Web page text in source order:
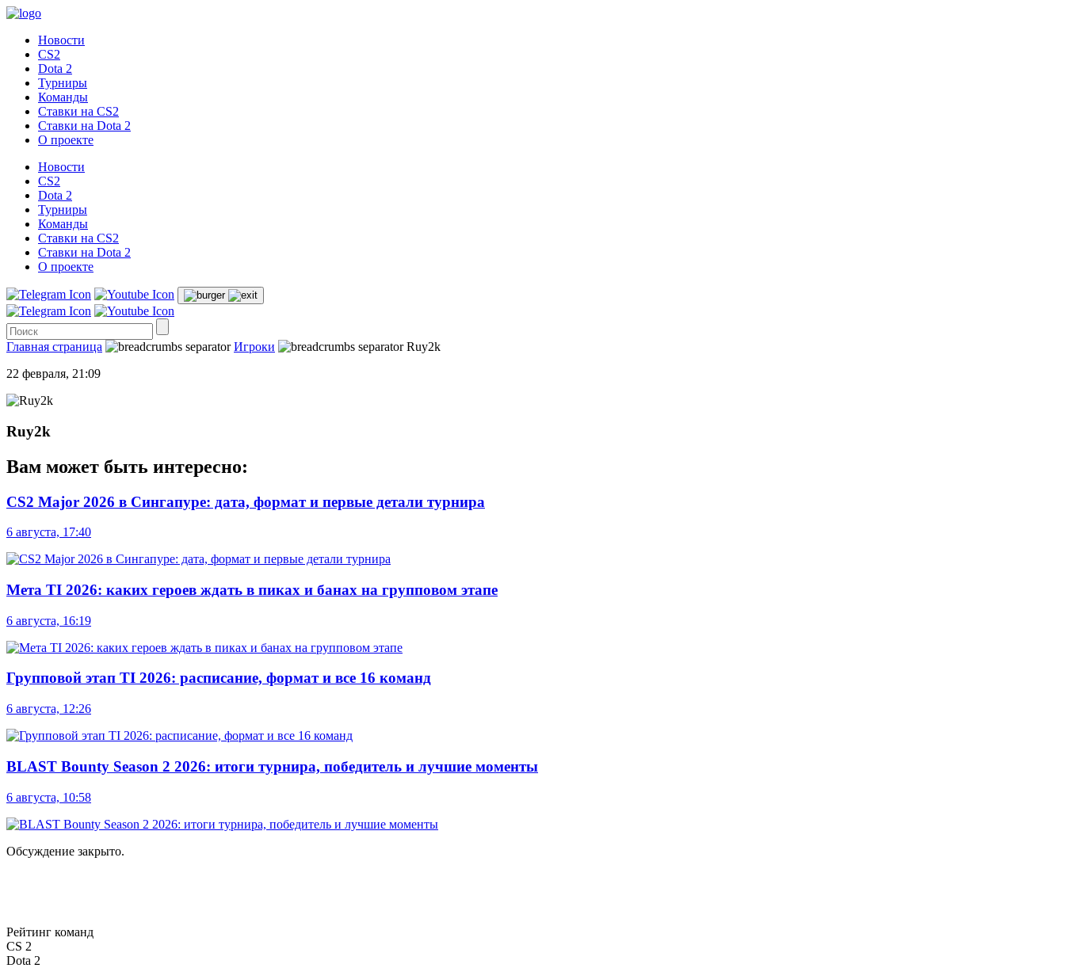
Новости
CS2
Dota 2
Турниры
Команды
Ставки на CS2
Ставки на Dota 2
О проекте
Новости
CS2
Dota 2
Турниры
Команды
Ставки на CS2
Ставки на Dota 2
О проекте
Главная страница Игроки
Ruy2k
22 февраля, 21:09
Ruy2k
Вам может быть интересно:
CS2 Major 2026 в Сингапуре: дата, формат и первые детали турнира
6 августа, 17:40
Мета TI 2026: каких героев ждать в пиках и банах на групповом этапе
6 августа, 16:19
Групповой этап TI 2026: расписание, формат и все 16 команд
6 августа, 12:26
BLAST Bounty Season 2 2026: итоги турнира, победитель и лучшие моменты
6 августа, 10:58
Обсуждение закрыто.
Рейтинг команд
CS 2
Dota 2